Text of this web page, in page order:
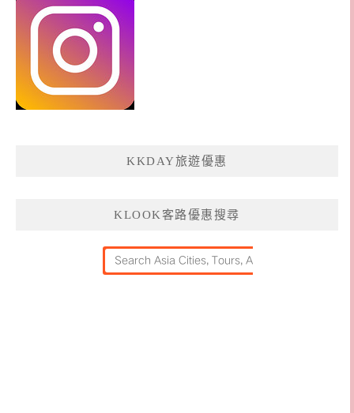
KKDAY旅遊優惠
KLOOK客路優惠搜尋